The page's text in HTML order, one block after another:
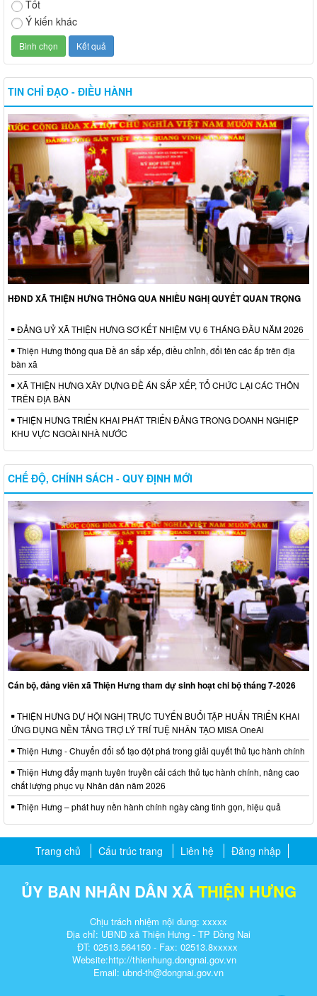
Tốt
Ý kiến khác
TIN CHỈ ĐẠO - ĐIỀU HÀNH
HĐND XÃ THIỆN HƯNG THÔNG QUA NHIỀU NGHỊ QUYẾT QUAN TRỌNG
ĐẢNG UỶ XÃ THIỆN HƯNG SƠ KẾT NHIỆM VỤ 6 THÁNG ĐẦU NĂM 2026
Thiện Hưng thông qua Đề án sắp xếp, điều chỉnh, đổi tên các ấp trên địa
bàn xã
XÃ THIỆN HƯNG XÂY DỰNG ĐỀ ÁN SẮP XẾP, TỔ CHỨC LẠI CÁC THÔN
TRÊN ĐỊA BÀN
THIỆN HƯNG TRIỂN KHAI PHÁT TRIỂN ĐẢNG TRONG DOANH NGHIỆP
KHU VỰC NGOÀI NHÀ NƯỚC
CHẾ ĐỘ, CHÍNH SÁCH - QUY ĐỊNH MỚI
Cán bộ, đảng viên xã Thiện Hưng tham dự sinh hoạt chi bộ tháng 7-2026
THIỆN HƯNG DỰ HỘI NGHỊ TRỰC TUYẾN BUỔI TẬP HUẤN TRIỂN KHAI
ỨNG DỤNG NỀN TẢNG TRỢ LÝ TRÍ TUỆ NHÂN TẠO MISA OneAl
Thiện Hưng - Chuyển đổi số tạo đột phá trong giải quyết thủ tục hành chính
Thiện Hưng đẩy mạnh tuyên truyền cải cách thủ tục hành chính, nâng cao
chất lượng phục vụ Nhân dân năm 2026
Thiện Hưng – phát huy nền hành chính ngày càng tinh gọn, hiệu quả
Trang chủ Cấu trúc trang Liên hệ Đăng nhập
ỦY BAN NHÂN DÂN XÃTHIỆN HƯNG
Chịu trách nhiệm nội dung: xxxxx
Địa chỉ: UBND xã Thiện Hưng - TP Đồng Nai
ĐT: 02513.564150 - Fax: 02513.8xxxxx
Website:http://thienhung.dongnai.gov.vn
Email: ubnd-th@dongnai.gov.vn​